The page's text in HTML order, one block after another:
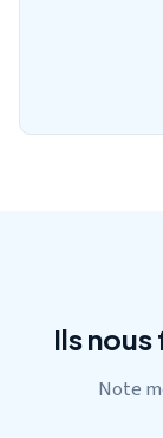
Ils
Note